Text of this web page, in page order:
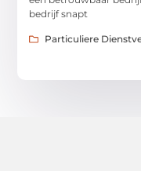
bedrijf snapt
Particuliere